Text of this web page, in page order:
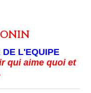
DE L'EQUIPE
qui aime quoi et